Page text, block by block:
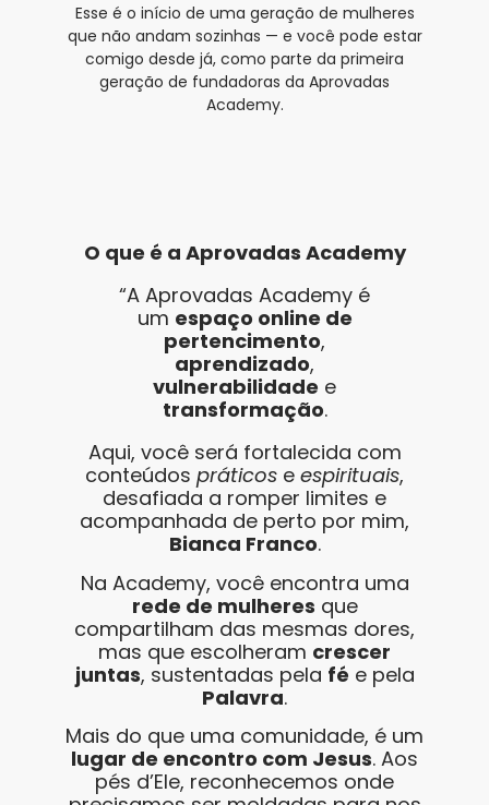
Esse é o início de uma geração de mulheres
que não andam sozinhas — e você pode estar
comigo desde já, como parte da primeira
geração de fundadoras da Aprovadas
Academy.
O que é a Aprovadas Academy
“A Aprovadas Academy é
um espaço online de
pertencimento,
aprendizado,
vulnerabilidade e
transformação.
Aqui, você será fortalecida com
conteúdos práticos e espirituais,
desafiada a romper limites e
acompanhada de perto por mim,
Bianca Franco.
Na Academy, você encontra uma
rede de mulheres que
compartilham das mesmas dores,
mas que escolheram crescer
juntas, sustentadas pela fé e pela
Palavra.
Mais do que uma comunidade, é um
lugar de encontro com Jesus. Aos
pés d’Ele, reconhecemos onde